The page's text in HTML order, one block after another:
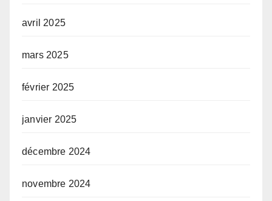
avril 2025
mars 2025
février 2025
janvier 2025
décembre 2024
novembre 2024